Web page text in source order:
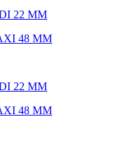
22 ММ
48 ММ
22 ММ
48 ММ